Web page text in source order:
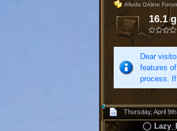
Allods Online
16.1
Dear
features
process.
Thursday, April